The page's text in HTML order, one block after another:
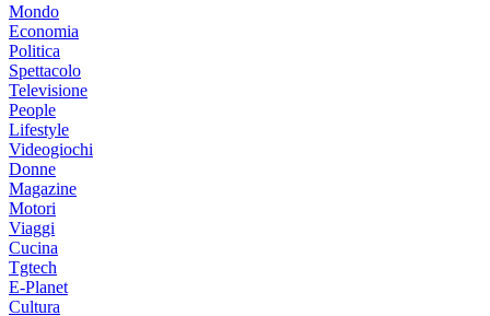
Mondo
Economia
Politica
Spettacolo
Televisione
People
Lifestyle
Videogiochi
Donne
Magazine
Motori
Viaggi
Cucina
Tgtech
E-Planet
Cultura